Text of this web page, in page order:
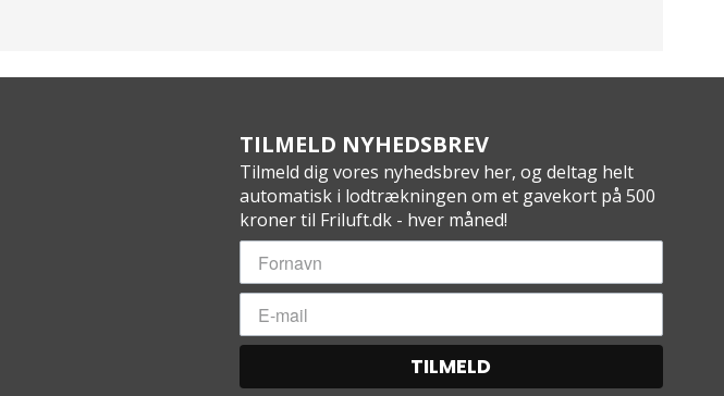
TILMELD NYHEDSBREV
Tilmeld dig vores nyhedsbrev her, og deltag helt
automatisk i lodtrækningen om et gavekort på 500
kroner til Friluft.dk - hver måned!
TILMELD